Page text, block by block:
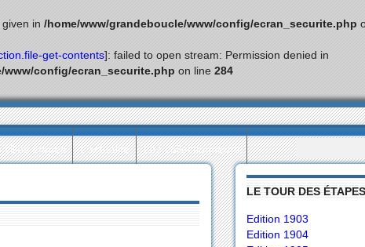
in /home/www/grandeboucle/www/config/ecran_securite.php
get-contents]: failed to open stream: Permission denied in
www/config/ecran_securite.php on line 284
villes étapes L’actualité Les collectionneurs
LE TOUR DES ÉTAPES
Edition 1903
Edition 1904